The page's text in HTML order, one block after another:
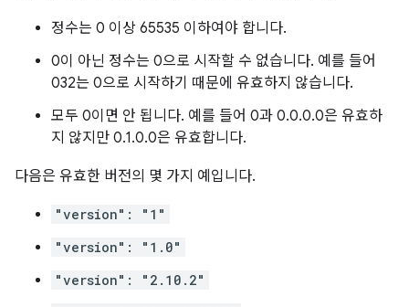
정수는 0 이상 65535 이하여야 합니다.
0이 아닌 정수는 0으로 시작할 수 없습니다. 예를 들어
032는 0으로 시작하기 때문에 유효하지 않습니다.
모두 0이면 안 됩니다. 예를 들어 0과 0.0.0.0은 유효하
지 않지만 0.1.0.0은 유효합니다.
다음은 유효한 버전의 몇 가지 예입니다.
"version": "1"
"version": "1.0"
"version": "2.10.2"